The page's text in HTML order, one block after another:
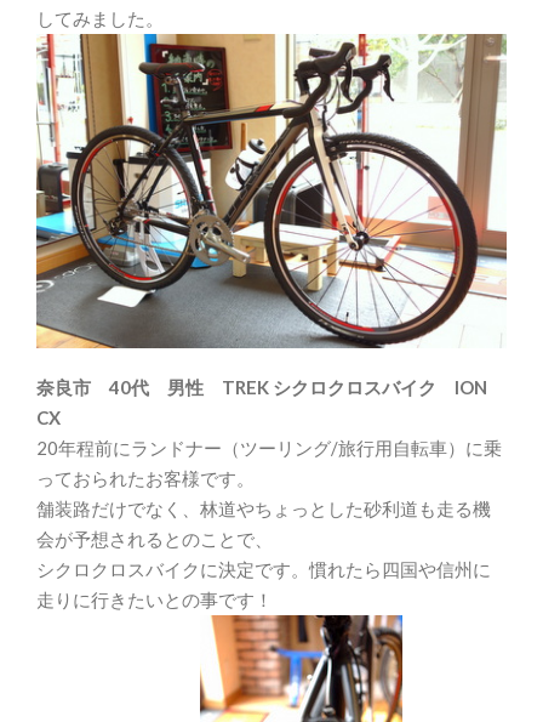
してみました。
奈良市 40代 男性 TREK シクロクロスバイク ION
CX
20年程前にランドナー（ツーリング/旅行用自転車）に乗
っておられたお客様です。
舗装路だけでなく、林道やちょっとした砂利道も走る機
会が予想されるとのことで、
シクロクロスバイクに決定です。慣れたら四国や信州に
走りに行きたいとの事です！